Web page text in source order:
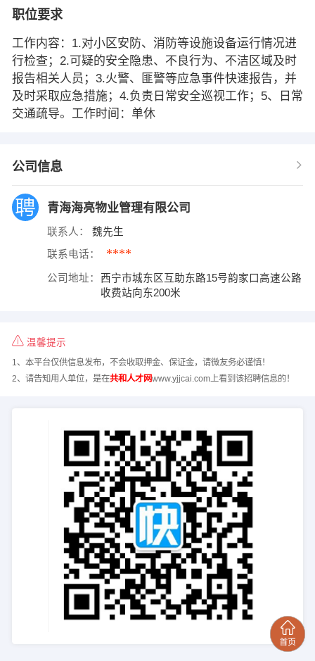
职位要求
工作内容：1.对小区安防、消防等设施设备运行情况进
行检查；2.可疑的安全隐患、不良行为、不洁区域及时
报告相关人员；3.火警、匪警等应急事件快速报告，并
及时采取应急措施；4.负责日常安全巡视工作；5、日常
交通疏导。工作时间：单休
公司信息
青海海亮物业管理有限公司
联系人： 魏先生
联系电话： ****
公司地址：
西宁市城东区互助东路15号韵家口高速公路
收费站向东200米
温馨提示
1、本平台仅供信息发布，不会收取押金、保证金，请微友务必谨慎！
2、请告知用人单位，是在共和人才网www.yjjcai.com上看到该招聘信息的！